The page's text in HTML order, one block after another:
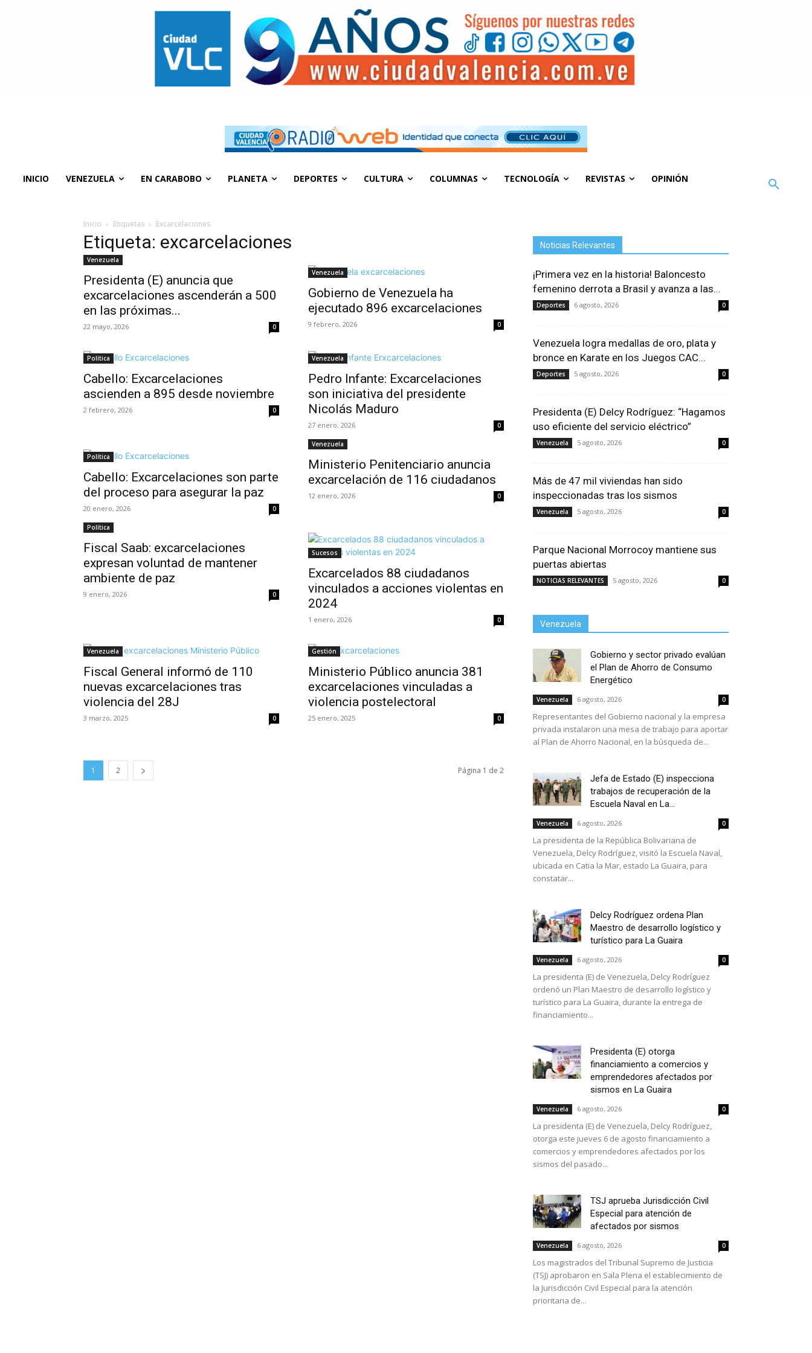
INICIO VENEZUELA EN CARABOBO PLANETA DEPORTES CULTURA COLUMNAS TECNOLOGÍA REVISTAS OPINIÓN
Inicio Etiquetas Excarcelaciones
Etiqueta: excarcelaciones
Venezuela
Presidenta (E) anuncia que
excarcelaciones ascenderán a 500
en las próximas...
22 mayo, 2026 0
Venezuela
Gobierno de Venezuela ha
ejecutado 896 excarcelaciones
9 febrero, 2026 0
Política
Cabello: Excarcelaciones
ascienden a 895 desde noviembre
2 febrero, 2026 0
Venezuela
Pedro Infante: Excarcelaciones
son iniciativa del presidente
Nicolás Maduro
27 enero, 2026 0
Política
Cabello: Excarcelaciones son parte
del proceso para asegurar la paz
20 enero, 2026 0
Venezuela
Ministerio Penitenciario anuncia
excarcelación de 116 ciudadanos
12 enero, 2026 0
Política
Fiscal Saab: excarcelaciones
expresan voluntad de mantener
ambiente de paz
9 enero, 2026 0
Sucesos
Excarcelados 88 ciudadanos
vinculados a acciones violentas en
2024
1 enero, 2026 0
Venezuela
Fiscal General informó de 110
nuevas excarcelaciones tras
violencia del 28J
3 marzo, 2025 0
Gestión
Ministerio Público anuncia 381
excarcelaciones vinculadas a
violencia postelectoral
25 enero, 2025 0
1 2 Página 1 de 2
Noticias Relevantes
¡Primera vez en la historia! Baloncesto
femenino derrota a Brasil y avanza a las...
Deportes 6 agosto, 2026 0
Venezuela logra medallas de oro, plata y
bronce en Karate en los Juegos CAC...
Deportes 5 agosto, 2026 0
Presidenta (E) Delcy Rodríguez: “Hagamos
uso eficiente del servicio eléctrico”
Venezuela 5 agosto, 2026 0
Más de 47 mil viviendas han sido
inspeccionadas tras los sismos
Venezuela 5 agosto, 2026 0
Parque Nacional Morrocoy mantiene sus
puertas abiertas
NOTICIAS RELEVANTES 5 agosto, 2026 0
Venezuela
Gobierno y sector privado evalúan
el Plan de Ahorro de Consumo
Energético
Venezuela 6 agosto, 2026 0
Representantes del Gobierno nacional y la empresa
privada instalaron una mesa de trabajo para aportar
al Plan de Ahorro Nacional, en la búsqueda de...
Jefa de Estado (E) inspecciona
trabajos de recuperación de la
Escuela Naval en La...
Venezuela 6 agosto, 2026 0
La presidenta de la República Bolivariana de
Venezuela, Delcy Rodríguez, visitó la Escuela Naval,
ubicada en Catia la Mar, estado La Guaira, para
constatar...
Delcy Rodríguez ordena Plan
Maestro de desarrollo logístico y
turístico para La Guaira
Venezuela 6 agosto, 2026 0
La presidenta (E) de Venezuela, Delcy Rodríguez
ordenó un Plan Maestro de desarrollo logístico y
turístico para La Guaira, durante la entrega de
financiamiento...
Presidenta (E) otorga
financiamiento a comercios y
emprendedores afectados por
sismos en La Guaira
Venezuela 6 agosto, 2026 0
La presidenta (E) de Venezuela, Delcy Rodríguez,
otorga este jueves 6 de agosto financiamiento a
comercios y emprendedores afectados por los
sismos del pasado...
TSJ aprueba Jurisdicción Civil
Especial para atención de
afectados por sismos
Venezuela 6 agosto, 2026 0
Los magistrados del Tribunal Supremo de Justicia
(TSJ) aprobaron en Sala Plena el establecimiento de
la Jurisdicción Civil Especial para la atención
prioritaria de...